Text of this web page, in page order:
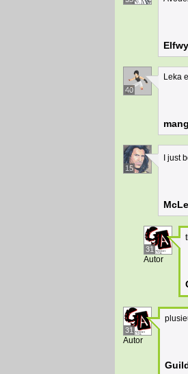
40
Leka
15
I just
31
Autor
31
Autor